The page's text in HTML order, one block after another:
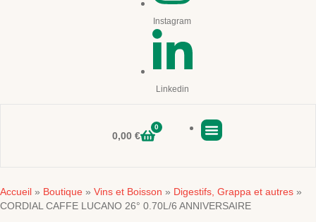
Instagram
Linkedin
0,00€
0
Accueil » Boutique » Vins et Boisson » Digestifs, Grappa et autres »
CORDIAL CAFFE LUCANO 26° 0.70L/6 ANNIVERSAIRE